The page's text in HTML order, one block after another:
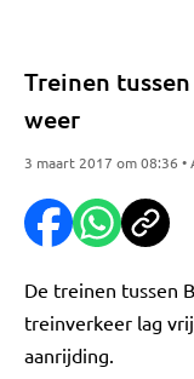
Treinen
weer
3 maart 2017 om 08:36
De treinen tussen
treinverkeer lag
aanrijding.